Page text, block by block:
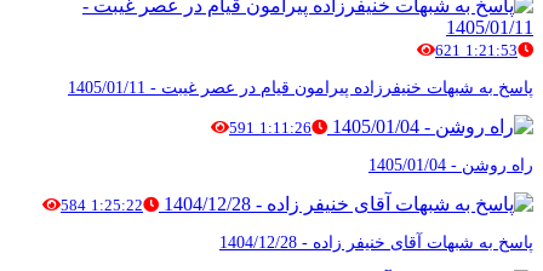
1:21:53
621
پاسخ به شبهات خنیفرزاده پیرامون قیام در عصر غیبت - 1405/01/11
1:11:26
591
راه روشن - 1405/01/04
1:25:22
584
پاسخ به شبهات آقای خنیفر زاده - 1404/12/28